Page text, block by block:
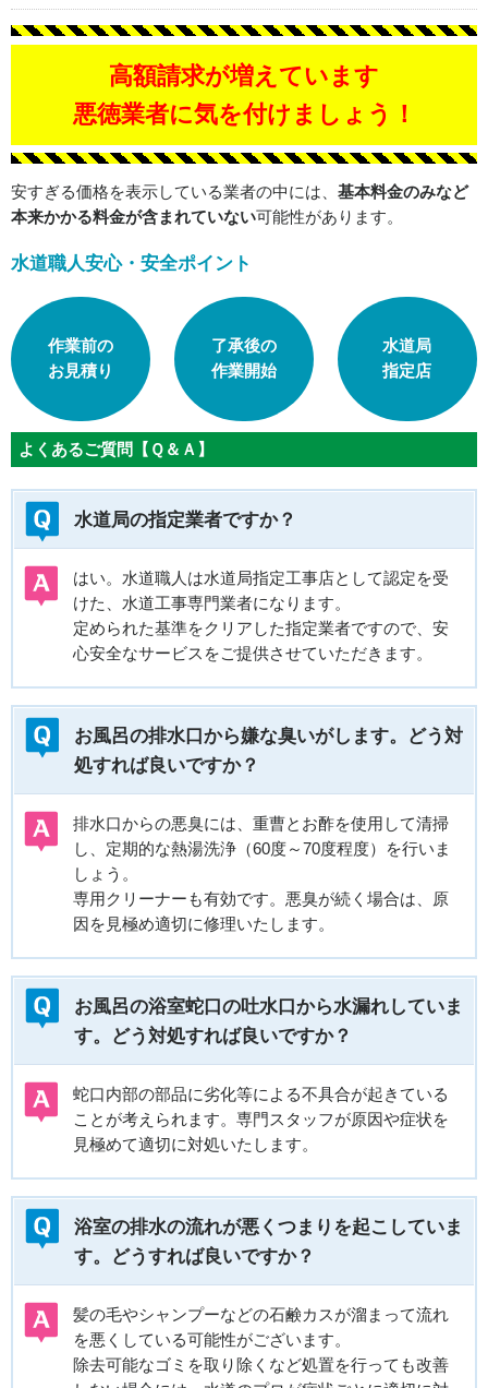
高額請求が増えています
悪徳業者に気を付けましょう！
安すぎる価格を表示している業者の中には、 基本料金のみなど
本来かかる料金が含まれていない可能性があります。
水道職人安心・安全ポイント
作業前の
お見積り
了承後の
作業開始
水道局
指定店
よくあるご質問【Ｑ＆Ａ】
水道局の指定業者ですか？
はい。水道職人は水道局指定工事店として認定を受
けた、水道工事専門業者になります。
定められた基準をクリアした指定業者ですので、安
心安全なサービスをご提供させていただきます。
お風呂の排水口から嫌な臭いがします。どう対
処すれば良いですか？
排水口からの悪臭には、重曹とお酢を使用して清掃
し、定期的な熱湯洗浄（60度～70度程度）を行いま
しょう。
専用クリーナーも有効です。悪臭が続く場合は、原
因を見極め適切に修理いたします。
お風呂の浴室蛇口の吐水口から水漏れしていま
す。どう対処すれば良いですか？
蛇口内部の部品に劣化等による不具合が起きている
ことが考えられます。専門スタッフが原因や症状を
見極めて適切に対処いたします。
浴室の排水の流れが悪くつまりを起こしていま
す。どうすれば良いですか？
髪の毛やシャンプーなどの石鹸カスが溜まって流れ
を悪くしている可能性がございます。
除去可能なゴミを取り除くなど処置を行っても改善